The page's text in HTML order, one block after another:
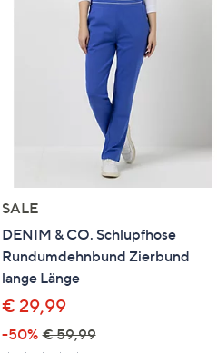
Geräten
anzuzeigen.
SALE
DENIM & CO. Schlupfhose
Rundumdehnbund Zierbund
lange Länge
€ 29,99
-50% € 59,99